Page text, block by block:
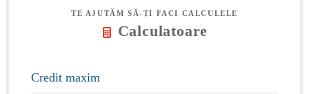
TE AJUTĂM SĂ-ȚI FACI CALCULELE
Calculatoare
Credit maxim